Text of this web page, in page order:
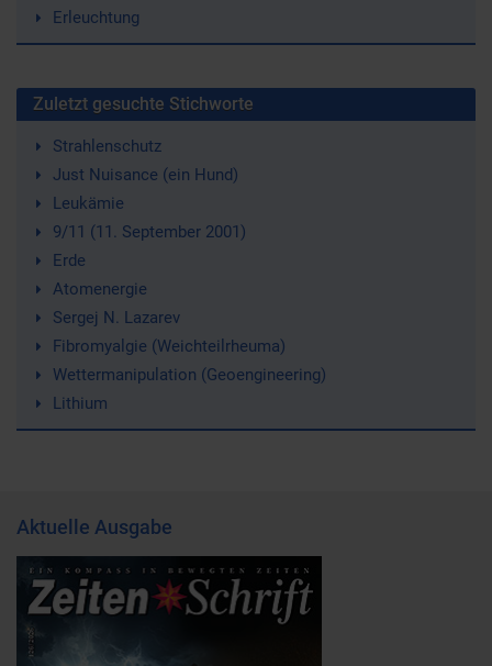
Erleuchtung
Zuletzt gesuchte Stichworte
Strahlenschutz
Just Nuisance (ein Hund)
Leukämie
9/11 (11. September 2001)
Erde
Atomenergie
Sergej N. Lazarev
Fibromyalgie (Weichteilrheuma)
Wettermanipulation (Geoengineering)
Lithium
Aktuelle Ausgabe